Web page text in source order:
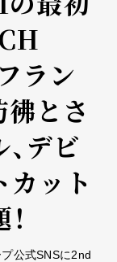
ラン
とさ
デビ
カット
公式SNSに2nd